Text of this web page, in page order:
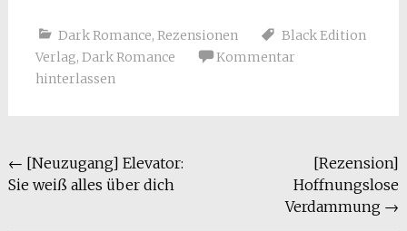
Dark Romance, Rezensionen
Black Edition
Verlag, Dark Romance
Kommentar
hinterlassen
Beitragsnavigation
← [Neuzugang] Elevator:
Sie weiß alles über dich
[Rezension]
Hoffnungslose
Verdammung →